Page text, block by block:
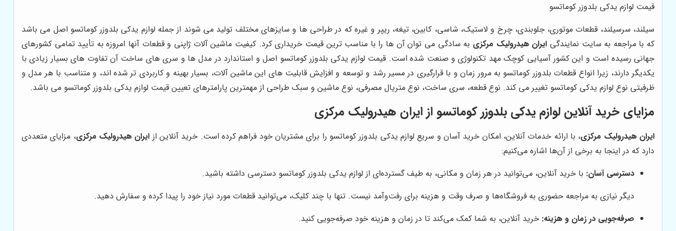
قیمت لوازم یدکی بلدوزر کوماتسو
سیلند، سرسیلند، قطعات موتوری، جلوبندی، چرخ و لاستیک، شاسی، کابین، تیغه، ریپر و غیره که در طراحی ها و سایزهای مختلف تولید می شوند از جمله لوازم یدکی بلدوزر کوماتسو اصل می باشد
که با مراجعه به سایت نمایندگی ایران هیدرولیک مرکزی به سادگی می توان آن ها را با مناسب ترین قیمت خریداری کرد. کیفیت ماشین آلات ژاپنی و قطعات آنها امروزه به تأیید تمامی کشورهای
جهانی رسیده است و این کشور آسیایی کوچک مهد تکنولوژی و صنعت شده است. قیمت لوازم یدکی بلدوزر کوماتسو اصل و استاندارد در مدل ها و سری های ساخت آن تفاوت های بسیار زیادی با
یکدیگر دارند، زیرا انواع قطعات بلدوزر کوماتسو به مرور زمان و با قرارگیری در مسیر رشد و توسعه و افزایش قابلیت های این ماشین آلات، بسیار بهینه و کاربردی تر شده اند، و متناسب با هر مدل و
ظرفیتی نوع لوازم یدکی کوماتسو تغییر می کند. نوع قطعه، سری ساخت، نوع متریال مصرفی، نوع ماشین و سبک طراحی از مهمترین پارامترهای تعیین قیمت لوازم یدکی بلدوزر کوماتسو می باشد.
مزایای خرید آنلاین لوازم یدکی بلدوزر کوماتسو از ایران هیدرولیک مرکزی
ایران هیدرولیک مرکزی، با ارائه خدمات آنلاین، امکان خرید آسان و سریع لوازم یدکی بلدوزر کوماتسو را برای مشتریان خود فراهم کرده است. خرید آنلاین از ایران هیدرولیک مرکزی، مزایای متعددی
دارد که در اینجا به برخی از آن‌ها اشاره می‌کنیم:
دسترسی آسان: با خرید آنلاین، می‌توانید در هر زمان و مکانی، به طیف گسترده‌ای از لوازم یدکی بلدوزر کوماتسو دسترسی داشته باشید.
دیگر نیازی به مراجعه حضوری به فروشگاه‌ها و صرف وقت و هزینه برای رفت‌وآمد نیست. تنها با چند کلیک، می‌توانید قطعات مورد نیاز خود را پیدا کرده و سفارش دهید.
صرفه‌جویی در زمان و هزینه: خرید آنلاین، به شما کمک می‌کند تا در زمان و هزینه خود صرفه‌جویی کنید.